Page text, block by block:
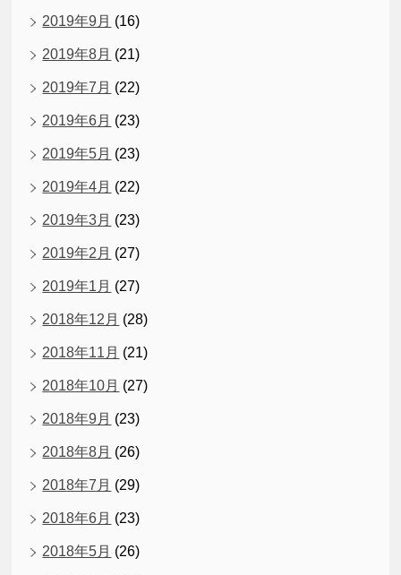
2019年9月 (16)
2019年8月 (21)
2019年7月 (22)
2019年6月 (23)
2019年5月 (23)
2019年4月 (22)
2019年3月 (23)
2019年2月 (27)
2019年1月 (27)
2018年12月 (28)
2018年11月 (21)
2018年10月 (27)
2018年9月 (23)
2018年8月 (26)
2018年7月 (29)
2018年6月 (23)
2018年5月 (26)